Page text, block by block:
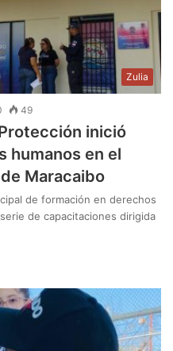
Zulia
49
inició
humanos en el
Maracaibo
de formación en derechos
de capacitaciones dirigida